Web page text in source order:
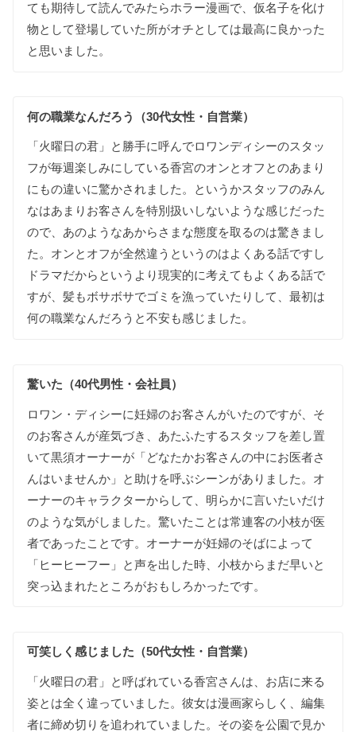
ても期待して読んでみたらホラー漫画で 、仮名子を化け
物として登場していた 所がオチとしては最高に 良かった
と 思いました 。
何の職業なんだろう（30代女性・自営業）
「火曜日の君 」 と 勝手に呼んでロワンディシーのスタッ
フが毎週楽しみに している香宮のオンと オフとのあまり
にもの違いに驚かされました 。 というかスタッフのみん
なはあまり お客さんを特別扱いしないような感じだった
ので
あのようなあからさまな態度を取るのは驚きまし
た 。 オンと オフが全然違うというのはよく ある話ですし
ドラマだからと いうより現実的に考えても よく ある話で
すが 、髪もボサボサでゴミを漁っていたり して 、最初は
何の職業なんだろうと不安も感じました 。
驚いた（40代男性・会社員）
ロワン・ディシーに妊婦のお客さんがいたのですが
そ
のお客さんが産気づき あたふたする スタッフを差し置
いて黒須オーナーが 「どなたかお客さんの中にお医者さ
んはいませんか 」 と 助けを呼ぶシーンがありました 。 オ
ーナーのキャラクターから して 明らかに言いたいだけ
のような気がしました 。驚いた ことは常連客の小枝が医
者であった ことです。 オーナーが妊婦のそばによって
「 ヒーヒーフー 」 と声を出した時 、小枝から まだ早いと
突っ込まれた ところがおもしろかったです。
可笑しく感じました（50代女性・自営業）
「火曜日の君 」 と呼ばれている香宮さんは お店に来る
姿とは全く違っていました 。彼女は漫画家らしく 、編集
者に締め切りを追われていました 。 その姿を公園で見か